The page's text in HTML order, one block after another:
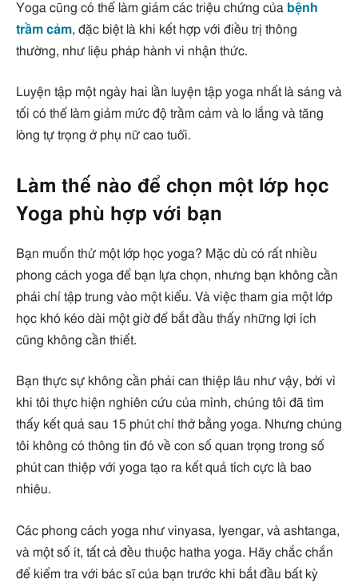
Yoga cũng có thể làm giảm các triệu chứng của bệnh
trầm cảm, đặc biệt là khi kết hợp với điều trị thông
thường, như liệu pháp hành vi nhận thức.
Luyện tập một ngày hai lần luyện tập yoga nhất là sáng và
tối có thể làm giảm mức độ trầm cảm và lo lắng và tăng
lòng tự trọng ở phụ nữ cao tuổi.
Làm thế nào để chọn một lớp học
Yoga phù hợp với bạn
Bạn muốn thử một lớp học yoga? Mặc dù có rất nhiều
phong cách yoga để bạn lựa chọn, nhưng bạn không cần
phải chỉ tập trung vào một kiểu. Và việc tham gia một lớp
học khó kéo dài một giờ để bắt đầu thấy những lợi ích
cũng không cần thiết.
Bạn thực sự không cần phải can thiệp lâu như vậy, bởi vì
khi tôi thực hiện nghiên cứu của mình, chúng tôi đã tìm
thấy kết quả sau 15 phút chỉ thở bằng yoga. Nhưng chúng
tôi không có thông tin đó về con số quan trọng trong số
phút can thiệp với yoga tạo ra kết quả tích cực là bao
nhiêu.
Các phong cách yoga như vinyasa, Iyengar, và ashtanga,
và một số ít, tất cả đều thuộc hatha yoga. Hãy chắc chắn
để kiểm tra với bác sĩ của bạn trước khi bắt đầu bất kỳ